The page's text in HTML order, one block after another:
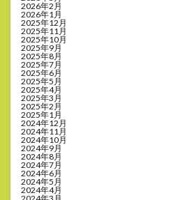
2026年2月
2026年1月
2025年12月
2025年11月
2025年10月
2025年9月
2025年8月
2025年7月
2025年6月
2025年5月
2025年4月
2025年3月
2025年2月
2025年1月
2024年12月
2024年11月
2024年10月
2024年9月
2024年8月
2024年7月
2024年6月
2024年5月
2024年4月